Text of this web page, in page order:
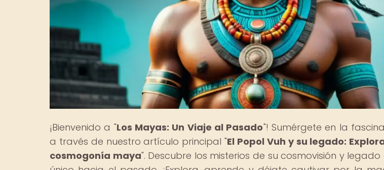
¡Bienvenido a "Los Mayas: Un Viaje al Pasado"! Sumérgete en la
a través de nuestro artículo principal "El Popol Vuh y su legado:
cosmogonía maya". Descubre los misterios de su cosmovisión y